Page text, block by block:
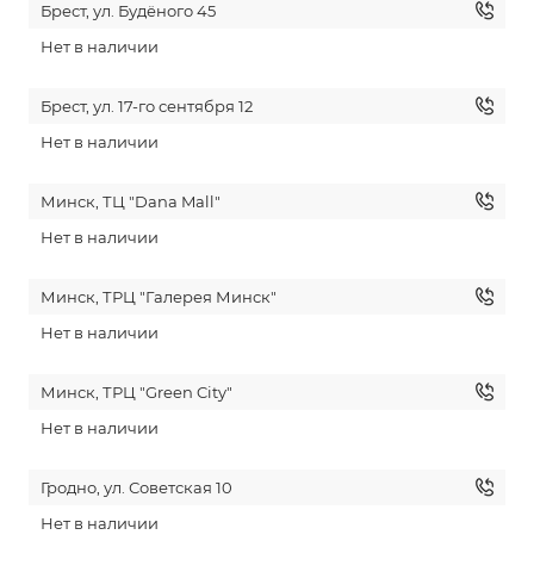
Брест, ул. Будёного 45
Нет в наличии
Брест, ул. 17-го сентября 12
Нет в наличии
Минск, ТЦ "Dana Mall"
Нет в наличии
Минск, ТРЦ "Галерея Минск"
Нет в наличии
Минск, ТРЦ "Green City"
Нет в наличии
Гродно, ул. Советская 10
Нет в наличии